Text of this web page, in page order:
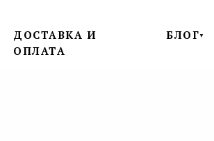
БЛОГ
ДОСТАВКА И
ОПЛАТА
▼